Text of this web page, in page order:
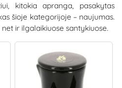
kitokia apranga, pasakytas
šioje kategorijoje – naujumas.
ir ilgalaikiuose santykiuose.